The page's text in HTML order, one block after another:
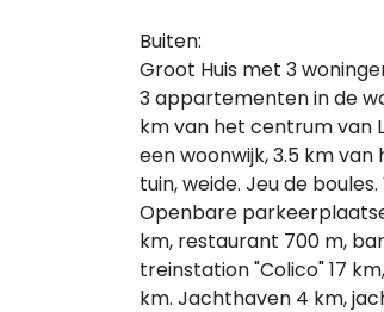
Buiten:
Groot Huis met 3
3 appartementen in de
km van het centrum van
een woonwijk, 3.5 km
tuin, weide. Jeu de
Openbare
km, restaurant 700 m,
treinstation "Colico" 17
km. Jachthaven 4 km,